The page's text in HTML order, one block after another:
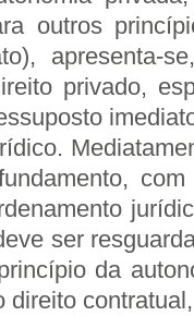
outros
apresenta-
privado,
ser
da
direito